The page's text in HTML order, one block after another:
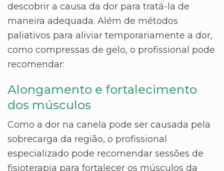
descobrir a causa da dor para tratá-la de
maneira adequada. Além de métodos
paliativos para aliviar temporariamente a dor,
como compressas de gelo, o profissional pode
recomendar:
Alongamento e fortalecimento
dos músculos
Como a dor na canela pode ser causada pela
sobrecarga da região, o profissional
especializado pode recomendar sessões de
fisioterapia para fortalecer os músculos da